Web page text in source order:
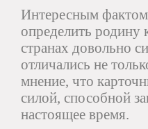
Интересным фактом
определить родину
странах довольно
отличались не
мнение, что
силой, способной
настоящее время.